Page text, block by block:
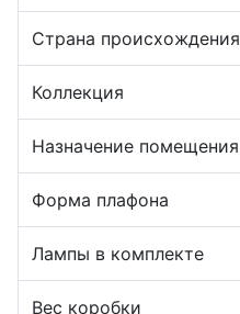
Страна происхождения
Коллекция
Назначение помещения
Форма плафона
Лампы в комплекте
Вес коробки